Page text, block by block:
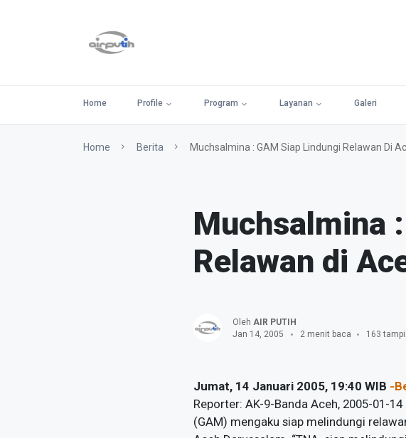
Home Profile Program Layanan Galeri
Home Berita Muchsalmina : GAM Siap Lindungi Relawan Di
Muchsalmina
Relawan di
Oleh AIR PUTIH
Jan 14, 2005
2 menit baca 163
Jumat, 14 Januari 2005, 19:40 WIB -
Reporter: AK-9-Banda Aceh, 2005-01-
(GAM) mengaku siap melindungi